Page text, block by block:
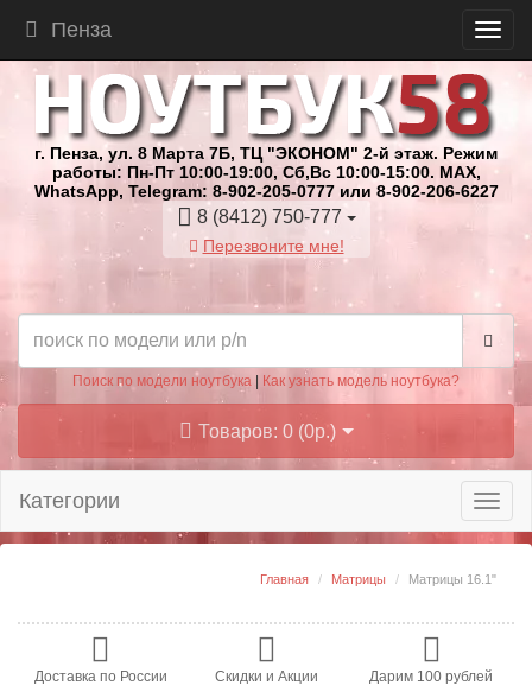
Пенза
г. Пенза, ул. 8 Марта 7Б, ТЦ "ЭКОНОМ" 2-й этаж. Режим
работы: Пн-Пт 10:00-19:00, Сб,Вс 10:00-15:00. MAX,
WhatsApp, Telegram: 8-902-205-0777 или 8-902-206-6227
8 (8412) 750-777
Перезвоните мне!
Поиск по модели ноутбука Как узнать модель ноутбука?
Товаров: 0 (0р.)
Категории
Главная Матрицы Матрицы 16.1"
Доставка по России Скидки и Акции
Дарим 100 рублей